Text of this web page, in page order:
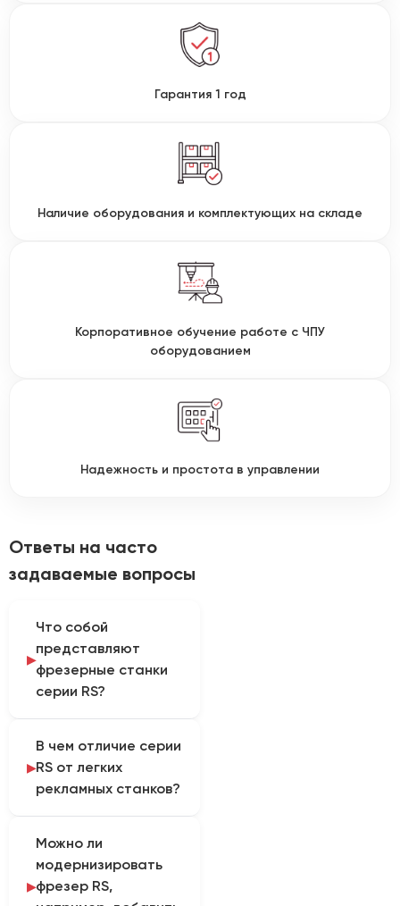
Гарантия 1 год
Наличие оборудования и комплектующих на складе
Корпоративное обучение работе с ЧПУ
оборудованием
Надежность и простота в управлении
Ответы на часто
задаваемые вопросы
Что собой
представляют
фрезерные станки
серии RS?
(маркировка часто
указывает на Router
Standard/Serious или
оборудования средней
и высокой жесткости.
Они предназначены для
В чем отличие серии
RS от легких
рекламных станков?
комплектуются
усиленной рамной
станиной, профильными
Можно ли
модернизировать
фрезер RS,